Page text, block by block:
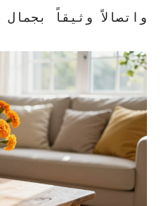
واتصالاً وثيقاً بجمال